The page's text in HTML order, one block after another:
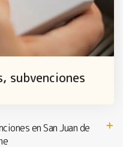
subvenciones
en San Juan de